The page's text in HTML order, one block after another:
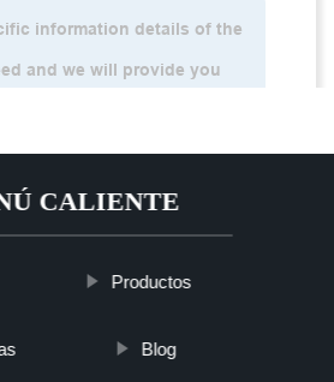
CALIENTE
Productos
Blog